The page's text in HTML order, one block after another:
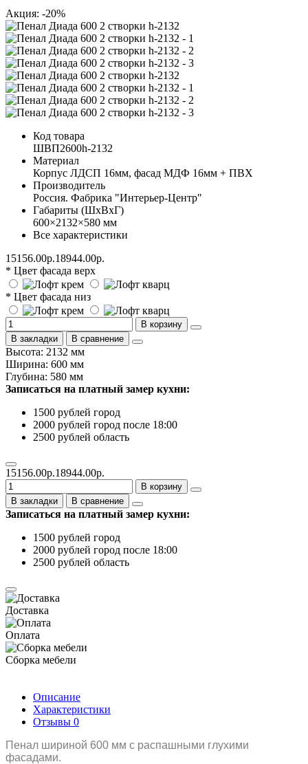
Акция: -20%
Код товара
ШВП2600h-2132
Материал
Корпус ЛДСП 16мм, фасад МДФ 16мм + ПВХ
Производитель
Россия. Фабрика "Интерьер-Центр"
Габариты (ШхВхГ)
600×2132×580 мм
Все характеристики
15156.00р.18944.00р.
* Цвет фасада верх
* Цвет фасада низ
В корзину
В закладки
В сравнение
Высота: 2132 мм
Ширина: 600 мм
Глубина: 580 мм
Записаться на платный замер кухни:
1500 рублей город
2000 рублей город после 18:00
2500 рублей область
15156.00р.18944.00р.
В корзину
В закладки
В сравнение
Записаться на платный замер кухни:
1500 рублей город
2000 рублей город после 18:00
2500 рублей область
Доставка
Оплата
Сборка мебели
Описание
Характеристики
Отзывы 0
Пенал шириной 600 мм с распашными глухими
фасадами.